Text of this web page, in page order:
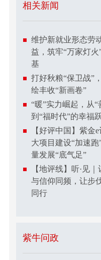
相关新闻
维护新就业形态劳
益，筑牢“万家灯火
基
打好秋粮“保卫战”
绘丰收“新画卷”
“暖”实力崛起，从“
到“福时代”的幸福
【好评中国】紫金
大项目建设“加速跑
量发展“底气足”
【地评线】听·见｜
与信仰同频，让步
同行
紫牛问政